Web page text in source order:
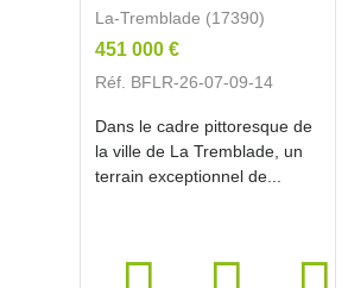
La-Tremblade (17390)
451 000 €
Réf. BFLR-26-07-09-14
Dans le cadre pittoresque de
la ville de La Tremblade, un
terrain exceptionnel de...